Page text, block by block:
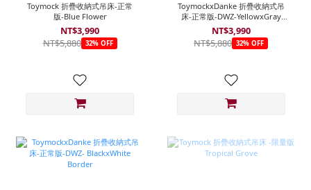
Toymock 折疊收納式吊床-正常
版-Blue Flower
NT$3,990
NT$5,880 32% OFF
ToymockxDanke 折疊收納式吊
床-正常版-DWZ-YellowxGray
Border
NT$3,990
NT$5,880 32% OFF